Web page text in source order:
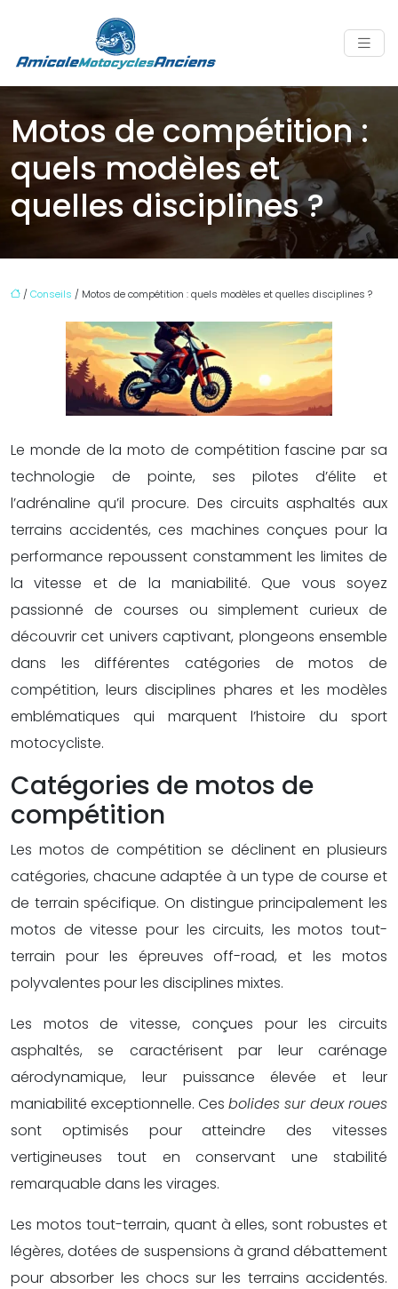
Motos de compétition :
quels modèles et
quelles disciplines ?
/Conseils / Motos de compétition : quels modèles et quelles disciplines ?
Le monde de la moto de compétition fascine par sa
technologie de pointe, ses pilotes d’élite et
l’adrénaline qu’il procure. Des circuits asphaltés aux
terrains accidentés, ces machines conçues pour la
performance repoussent constamment les limites de
la vitesse et de la maniabilité. Que vous soyez
passionné de courses ou simplement curieux de
découvrir cet univers captivant, plongeons ensemble
dans les différentes catégories de motos de
compétition, leurs disciplines phares et les modèles
emblématiques qui marquent l’histoire du sport
motocycliste.
Catégories de motos de
compétition
Les motos de compétition se déclinent en plusieurs
catégories, chacune adaptée à un type de course et
de terrain spécifique. On distingue principalement les
motos de vitesse pour les circuits, les motos tout-
terrain pour les épreuves off-road, et les motos
polyvalentes pour les disciplines mixtes.
Les motos de vitesse, conçues pour les circuits
asphaltés, se caractérisent par leur carénage
aérodynamique, leur puissance élevée et leur
maniabilité exceptionnelle. Ces bolides sur deux roues
sont optimisés pour atteindre des vitesses
vertigineuses tout en conservant une stabilité
remarquable dans les virages.
Les motos tout-terrain, quant à elles, sont robustes et
légères, dotées de suspensions à grand débattement
pour absorber les chocs sur les terrains accidentés.